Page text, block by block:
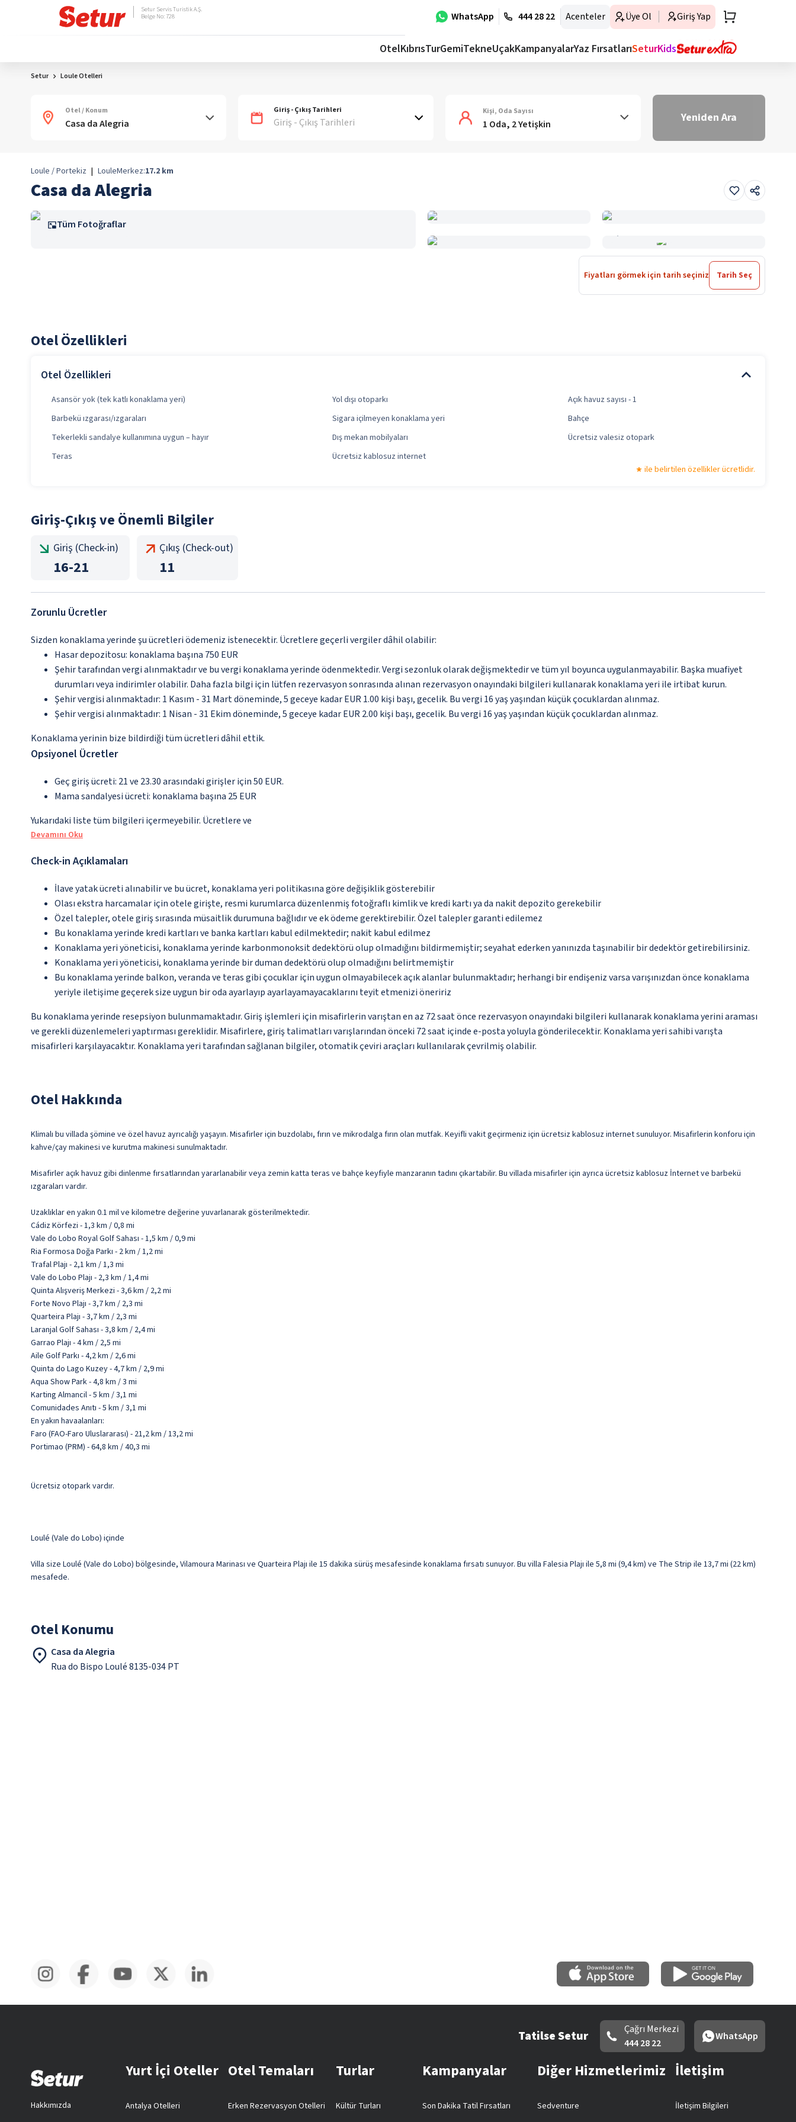
WhatsApp 444 28 22 Acenteler Üye Ol Giriş Yap
Setur Servis Turistik A.Ş.
Belge No: 728
OtelKıbrısTurGemiTekneUçakKampanyalarYaz FırsatlarıSeturKids
Setur Loule Otelleri
Otel / Konum Giriş - Çıkış Tarihleri
Giriş - Çıkış Tarihleri
Kişi, Oda Sayısı
1 Oda, 2 Yetişkin Yeniden Ara
Loule / Portekiz | LouleMerkez:17.2 km
Casa da Alegria
Tüm Fotoğraflar
Fiyatları görmek için tarih seçiniz Tarih Seç
Otel Özellikleri
Otel Özellikleri
Asansör yok (tek katlı konaklama yeri) Yol dışı otoparkı
Açık havuz sayısı - 1
Barbekü ızgarası/ızgaraları
Sigara içilmeyen konaklama yeri
Bahçe
Tekerlekli sandalye kullanımına uygun – hayır
Dış mekan mobilyaları
Ücretsiz valesiz otopark
Teras
Ücretsiz kablosuz internet
ile belirtilen özellikler ücretlidir.
Giriş-Çıkış ve Önemli Bilgiler
Giriş (Check-in)
16-21
Çıkış (Check-out)
11
Zorunlu Ücretler
Sizden konaklama yerinde şu ücretleri ödemeniz istenecektir. Ücretlere geçerli vergiler dâhil olabilir:
Hasar depozitosu: konaklama başına 750 EUR
Şehir tarafından vergi alınmaktadır ve bu vergi konaklama yerinde ödenmektedir. Vergi sezonluk olarak değişmektedir ve tüm yıl boyunca uygulanmayabilir. Başka muafiyet
durumları veya indirimler olabilir. Daha fazla bilgi için lütfen rezervasyon sonrasında alınan rezervasyon onayındaki bilgileri kullanarak konaklama yeri ile irtibat kurun.
Şehir vergisi alınmaktadır: 1 Kasım - 31 Mart döneminde, 5 geceye kadar EUR 1.00 kişi başı, gecelik. Bu vergi 16 yaş yaşından küçük çocuklardan alınmaz.
Şehir vergisi alınmaktadır: 1 Nisan - 31 Ekim döneminde, 5 geceye kadar EUR 2.00 kişi başı, gecelik. Bu vergi 16 yaş yaşından küçük çocuklardan alınmaz.
Konaklama yerinin bize bildirdiği tüm ücretleri dâhil ettik.
Opsiyonel Ücretler
Geç giriş ücreti: 21 ve 23.30 arasındaki girişler için 50 EUR.
Mama sandalyesi ücreti: konaklama başına 25 EUR
Yukarıdaki liste tüm bilgileri içermeyebilir. Ücretlere ve
Devamını Oku
Check-in Açıklamaları
İlave yatak ücreti alınabilir ve bu ücret, konaklama yeri politikasına göre değişiklik gösterebilir
Olası ekstra harcamalar için otele girişte, resmi kurumlarca düzenlenmiş fotoğraflı kimlik ve kredi kartı ya da nakit depozito gerekebilir
Özel talepler, otele giriş sırasında müsaitlik durumuna bağlıdır ve ek ödeme gerektirebilir. Özel talepler garanti edilemez
Bu konaklama yerinde kredi kartları ve banka kartları kabul edilmektedir; nakit kabul edilmez
Konaklama yeri yöneticisi, konaklama yerinde karbonmonoksit dedektörü olup olmadığını bildirmemiştir; seyahat ederken yanınızda taşınabilir bir dedektör getirebilirsiniz.
Konaklama yeri yöneticisi, konaklama yerinde bir duman dedektörü olup olmadığını belirtmemiştir
Bu konaklama yerinde balkon, veranda ve teras gibi çocuklar için uygun olmayabilecek açık alanlar bulunmaktadır; herhangi bir endişeniz varsa varışınızdan önce konaklama
yeriyle iletişime geçerek size uygun bir oda ayarlayıp ayarlayamayacaklarını teyit etmenizi öneririz
Bu konaklama yerinde resepsiyon bulunmamaktadır. Giriş işlemleri için misafirlerin varıştan en az 72 saat önce rezervasyon onayındaki bilgileri kullanarak konaklama yerini araması
ve gerekli düzenlemeleri yaptırması gereklidir. Misafirlere, giriş talimatları varışlarından önceki 72 saat içinde e-posta yoluyla gönderilecektir. Konaklama yeri sahibi varışta
misafirleri karşılayacaktır. Konaklama yeri tarafından sağlanan bilgiler, otomatik çeviri araçları kullanılarak çevrilmiş olabilir.
Otel Hakkında
Klimalı bu villada şömine ve özel havuz ayrıcalığı yaşayın. Misafirler için buzdolabı, fırın ve mikrodalga fırın olan mutfak. Keyifli vakit geçirmeniz için ücretsiz kablosuz internet sunuluyor. Misafirlerin konforu için
kahve/çay makinesi ve kurutma makinesi sunulmaktadır.
Misafirler açık havuz gibi dinlenme fırsatlarından yararlanabilir veya zemin katta teras ve bahçe keyfiyle manzaranın tadını çıkartabilir. Bu villada misafirler için ayrıca ücretsiz kablosuz İnternet ve barbekü
ızgaraları vardır.
Uzaklıklar en yakın 0.1 mil ve kilometre değerine yuvarlanarak gösterilmektedir.
Cádiz Körfezi - 1,3 km / 0,8 mi
Vale do Lobo Royal Golf Sahası - 1,5 km / 0,9 mi
Ria Formosa Doğa Parkı - 2 km / 1,2 mi
Trafal Plajı - 2,1 km / 1,3 mi
Vale do Lobo Plajı - 2,3 km / 1,4 mi
Quinta Alışveriş Merkezi - 3,6 km / 2,2 mi
Forte Novo Plajı - 3,7 km / 2,3 mi
Quarteira Plajı - 3,7 km / 2,3 mi
Laranjal Golf Sahası - 3,8 km / 2,4 mi
Garrao Plajı - 4 km / 2,5 mi
Aile Golf Parkı - 4,2 km / 2,6 mi
Quinta do Lago Kuzey - 4,7 km / 2,9 mi
Aqua Show Park - 4,8 km / 3 mi
Karting Almancil - 5 km / 3,1 mi
Comunidades Anıtı - 5 km / 3,1 mi
En yakın havaalanları:
Faro (FAO-Faro Uluslararası) - 21,2 km / 13,2 mi
Portimao (PRM) - 64,8 km / 40,3 mi
Ücretsiz otopark vardır.
Loulé (Vale do Lobo) içinde
Villa size Loulé (Vale do Lobo) bölgesinde, Vilamoura Marinası ve Quarteira Plajı ile 15 dakika sürüş mesafesinde konaklama fırsatı sunuyor. Bu villa Falesia Plajı ile 5,8 mi (9,4 km) ve The Strip ile 13,7 mi (22 km)
mesafede.
Otel Konumu
Casa da Alegria
Rua do Bispo Loulé 8135-034 PT
Tatilse Setur
Çağrı Merkezi
444 28 22
WhatsApp
Hakkımızda
Yurt İçi Oteller
Antalya Otelleri
Otel Temaları
Erken Rezervasyon Otelleri
Turlar
Kültür Turları
Kampanyalar
Son Dakika Tatil Fırsatları
Diğer Hizmetlerimiz
Sedventure
İletişim
İletişim Bilgileri